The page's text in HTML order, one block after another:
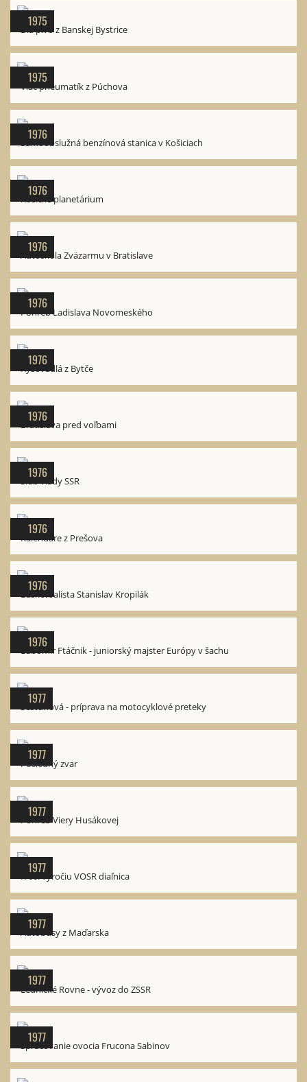
1975
Dia pivo z Banskej Bystrice
1975
Viac pneumatík z Púchova
1976
Samoobslužná benzínová stanica v Košiciach
1976
Košické planetárium
1976
Autoškola Zväzarmu v Bratislave
1976
Pohreb Ladislava Novomeského
1976
Rysovadlá z Bytče
1976
Bratislava pred voľbami
1976
Sľub vlády SSR
1976
Kalendáre z Prešova
1976
Basketbalista Stanislav Kropilák
1976
Ľubomír Ftáčnik - juniorský majster Európy v šachu
1977
Šesťdňová - príprava na motocyklové preteky
1977
Posledný zvar
1977
Pohreb Viery Husákovej
1977
K 60. výročiu VOSR diaľnica
1977
Autobusy z Maďarska
1977
Lednické Rovne - vývoz do ZSSR
1977
Spracovanie ovocia Frucona Sabinov